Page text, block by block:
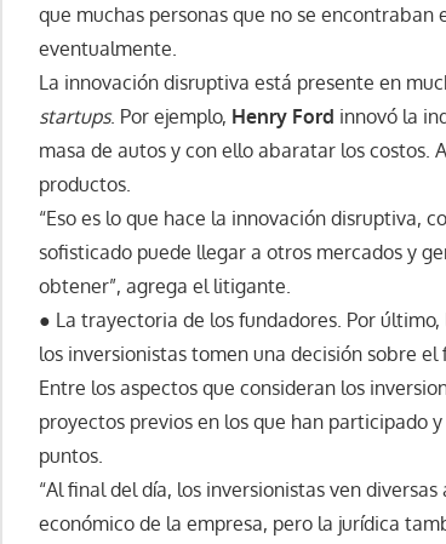
que muchas personas que no se
eventualmente.
La innovación disruptiva está presente en
startups. Por ejemplo, Henry Ford innovó la
masa de autos y con ello abaratar los costos.
productos.
“Eso es lo que hace la innovación disruptiva,
sofisticado puede llegar a otros mercados y
obtener”, agrega el litigante.
● La trayectoria de los fundadores. Por
los inversionistas tomen una decisión sobre
Entre los aspectos que consideran los
proyectos previos en los que han participado
puntos.
“Al final del día, los inversionistas ven
económico de la empresa, pero la jurídica